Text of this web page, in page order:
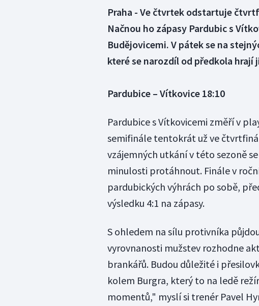
Praha - Ve čtvrtek odstartuje
Načnou ho zápasy Pardubic s
Budějovicemi. V pátek se na
které se narozdíl od předkola hrají
Pardubice – Vítkovice 18:10
Pardubice s Vítkovicemi změří v
semifinále tentokrát už ve
vzájemných utkání v této sezoně
minulosti protáhnout. Finále v
pardubických výhrách po sobě,
výsledku 4:1 na zápasy.
S ohledem na sílu protivníka
vyrovnanosti mužstev rozhodne
brankářů. Budou důležité i
kolem Burgra, který to na ledě
momentů," myslí si trenér Pavel